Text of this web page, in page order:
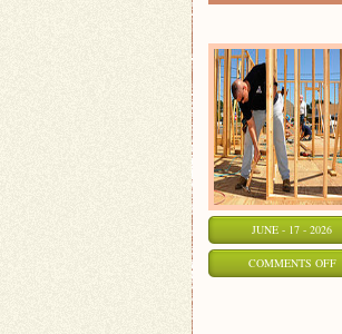
JUNE - 17 - 2026
COMMENTS OFFON